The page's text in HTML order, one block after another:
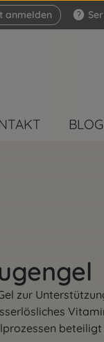
anmelden
BLOG
zur
beteiligt